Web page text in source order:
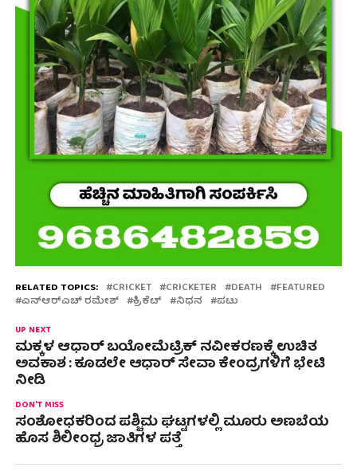
RELATED TOPICS: CRICKET CRICKETER DEATH FEATURED
ಎನ್ಆರ್‌ಎಚ್ ರಮೇಶ್ ಕ್ರಿಕೆಟ್ ನಿಧನ ಪಟು
UP NEXT
ಮಕ್ಕಳ ಆಧಾರ್ ಬಯೋಮೆಟ್ರಿಕ್ ನವೀಕರಣಕ್ಕೆ ಉಚಿತ
ಅವಕಾಶ : ಕೂಡಲೇ ಆಧಾರ್ ಸೇವಾ ಕೇಂದ್ರಗಳಿಗೆ ಭೇಟಿ
ನೀಡಿ
DON'T MISS
ಸಂಶೋಧಕರಿಂದ ಪಶ್ಚಿಮ ಘಟ್ಟಗಳಲ್ಲಿ ಮೂರು ಅಣಬೆಯ
ಹೊಸ ಶಿಲೀಂಧ್ರ ಜಾತಿಗಳ ಪತ್ತೆ